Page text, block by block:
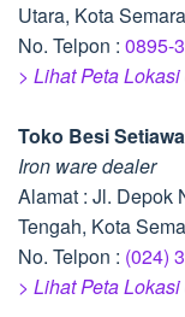
Utara, Kota
No. Telpon : 0895-
> Lihat Peta
Toko Besi
Iron ware dealer
Alamat : Jl. Depok
Tengah, Kota
No. Telpon : (024)
> Lihat Peta